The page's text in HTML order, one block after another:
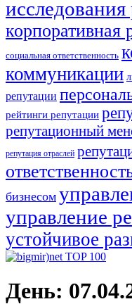
корпоративная
социальная ответственность
коммуникации
репутации
рейтинги репутации
репутационный
репутация отраслей
бизнесом
управление
устойчивое
День: